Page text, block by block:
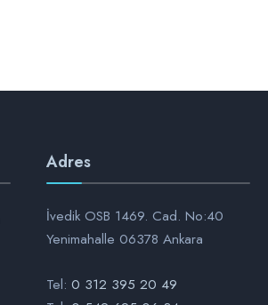
Adres
İvedik OSB 1469. Cad. No:40
Yenimahalle 06378 Ankara
Tel:0 312 395 20 49